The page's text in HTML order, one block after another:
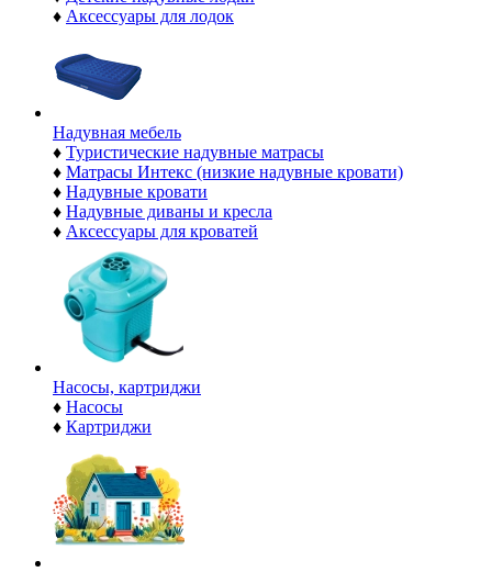
♦ Аксессуары для лодок
Надувная мебель
♦ Туристические надувные матрасы
♦ Матрасы Интекс (низкие надувные кровати)
♦ Надувные кровати
♦ Надувные диваны и кресла
♦ Аксессуары для кроватей
Насосы, картриджи
♦ Насосы
♦ Картриджи